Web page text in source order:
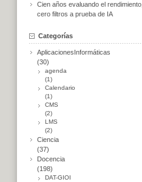
Cien años evaluando el rendimiento,
cero filtros a prueba de IA
Categorías
AplicacionesInformáticas
(30)
agenda
(1)
Calendario
(1)
CMS
(2)
LMS
(2)
Ciencia
(37)
Docencia
(198)
DAT-GIOI